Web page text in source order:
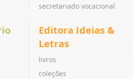
secretariado vocacional
Editora Ideias &
Letras
livros
coleções